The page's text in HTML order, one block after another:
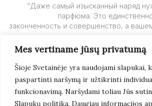
Mes vertiname jūsų privatumą
Šioje Svetainėje yra naudojami slapukai,
paspartinti naršymą ir užtikrinti
funkcionavimą. Naršydami toliau Jūs
Slapukų politika. Daugiau informacijos
e
b
o
o
k
-
f
t
a
g
r
a
m
“Даже самый изысканный наряд
парфюма. Это
законченность и совершенство, а